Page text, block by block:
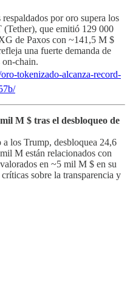
por oro supera los
que emitió 129 000
de Paxos con ~141,5 M $
una fuerte demanda de
chain.
tokenizado-alcanza-record-
M $ tras el desbloqueo de
los Trump, desbloquea 24,6
M están relacionados con
en ~5 mil M $ en su
sobre la transparencia y